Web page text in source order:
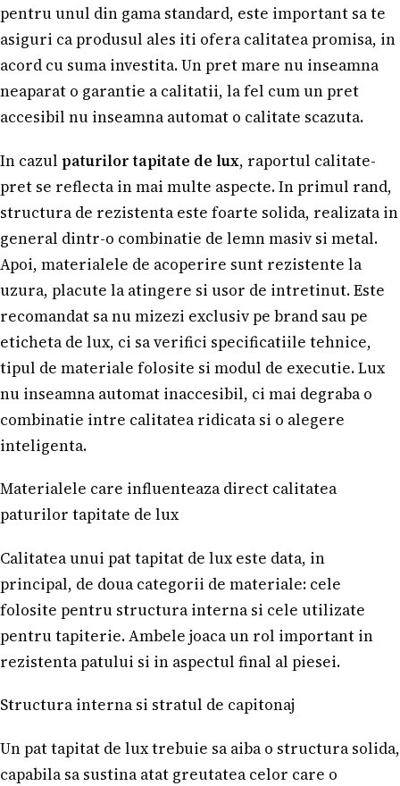
pentru unul din gama standard, este important sa te
asiguri ca produsul ales iti ofera calitatea promisa, in
acord cu suma investita. Un pret mare nu inseamna
neaparat o garantie a calitatii, la fel cum un pret
accesibil nu inseamna automat o calitate scazuta.
In cazul paturilor tapitate de lux, raportul calitate-
pret se reflecta in mai multe aspecte. In primul rand,
structura de rezistenta este foarte solida, realizata in
general dintr-o combinatie de lemn masiv si metal.
Apoi, materialele de acoperire sunt rezistente la
uzura, placute la atingere si usor de intretinut. Este
recomandat sa nu mizezi exclusiv pe brand sau pe
eticheta de lux, ci sa verifici specificatiile tehnice,
tipul de materiale folosite si modul de executie. Lux
nu inseamna automat inaccesibil, ci mai degraba o
combinatie intre calitatea ridicata si o alegere
inteligenta.
Materialele care influenteaza direct calitatea
paturilor tapitate de lux
Calitatea unui pat tapitat de lux este data, in
principal, de doua categorii de materiale: cele
folosite pentru structura interna si cele utilizate
pentru tapiterie. Ambele joaca un rol important in
rezistenta patului si in aspectul final al piesei.
Structura interna si stratul de capitonaj
Un pat tapitat de lux trebuie sa aiba o structura solida,
capabila sa sustina atat greutatea celor care o